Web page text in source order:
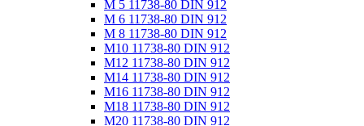
М 5 11738-80 DIN 912
М 6 11738-80 DIN 912
М 8 11738-80 DIN 912
М10 11738-80 DIN 912
М12 11738-80 DIN 912
М14 11738-80 DIN 912
М16 11738-80 DIN 912
М18 11738-80 DIN 912
М20 11738-80 DIN 912